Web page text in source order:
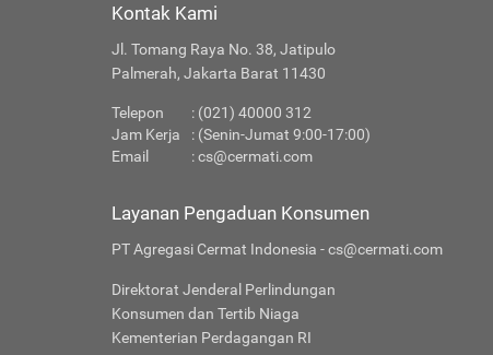
Kontak Kami
Jl. Tomang Raya No. 38, Jatipulo
Palmerah, Jakarta Barat 11430
Telepon
: (021) 40000 312
Jam Kerja
: (Senin-Jumat 9:00-17:00)
Email
:cs@cermati.com
Layanan Pengaduan Konsumen
PT Agregasi Cermat Indonesia - cs@cermati.com
Direktorat Jenderal Perlindungan
Konsumen dan Tertib Niaga
Kementerian Perdagangan RI